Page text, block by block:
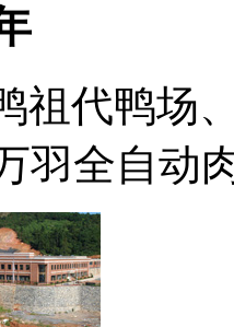
祖代鸭场
羽全自动